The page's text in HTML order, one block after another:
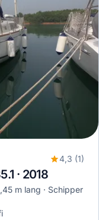
4,3 (1)
· 2018
m lang
Schipper